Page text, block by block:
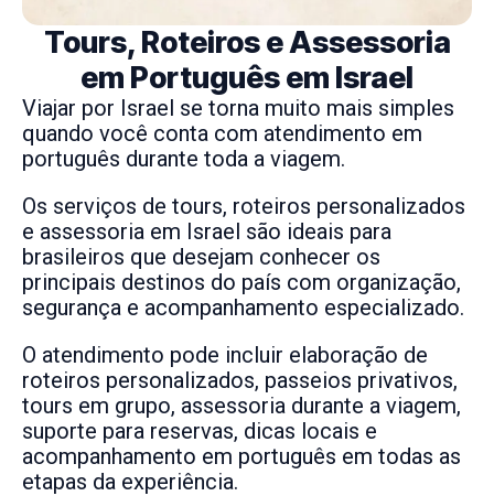
Tours, Roteiros e Assessoria
em Português em Israel
Viajar por Israel se torna muito mais simples
quando você conta com atendimento em
português durante toda a viagem.
Os serviços de tours, roteiros personalizados
e assessoria em Israel são ideais para
brasileiros que desejam conhecer os
principais destinos do país com organização,
segurança e acompanhamento especializado.
O atendimento pode incluir elaboração de
roteiros personalizados, passeios privativos,
tours em grupo, assessoria durante a viagem,
suporte para reservas, dicas locais e
acompanhamento em português em todas as
etapas da experiência.